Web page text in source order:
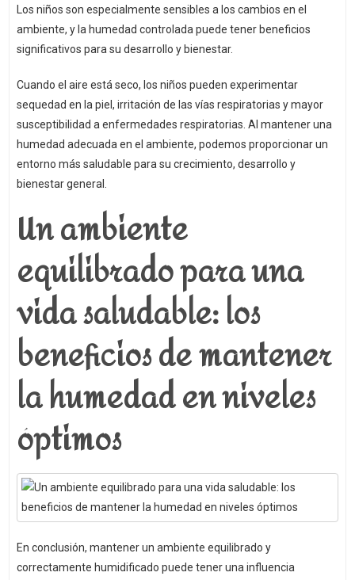
Los niños son especialmente sensibles a los cambios en el
ambiente, y la humedad controlada puede tener beneficios
significativos para su desarrollo y bienestar.
Cuando el aire está seco, los niños pueden experimentar
sequedad en la piel, irritación de las vías respiratorias y mayor
susceptibilidad a enfermedades respiratorias. Al mantener una
humedad adecuada en el ambiente, podemos proporcionar un
entorno más saludable para su crecimiento, desarrollo y
bienestar general.
Un ambiente
equilibrado para una
vida saludable: los
beneficios de mantener
la humedad en niveles
óptimos
En conclusión, mantener un ambiente equilibrado y
correctamente humidificado puede tener una influencia